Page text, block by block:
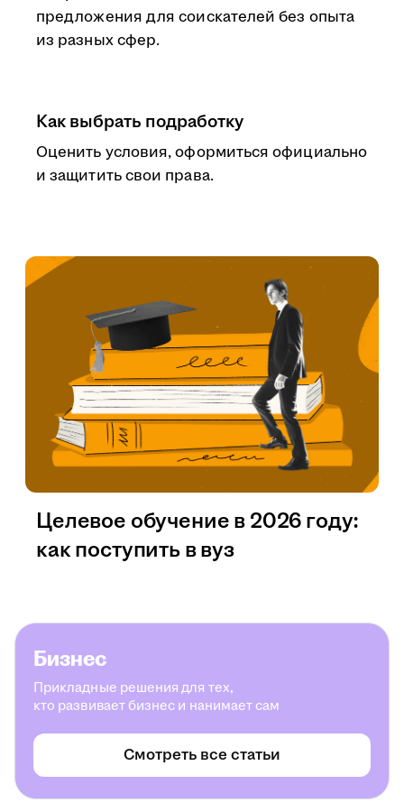
предложения для соискателей без опыта
из разных сфер.
Как выбрать подработку
Оценить условия, оформиться официально
и защитить свои права.
Целевое обучение в 2026 году:
как поступить в вуз
Бизнес
Прикладные решения для тех,
кто развивает бизнес и нанимает сам
Смотреть все статьи